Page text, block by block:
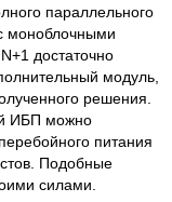
параллельного
моноблочными
достаточно
модуль,
решения.
ИБП можно
питания
Подобные
силами.